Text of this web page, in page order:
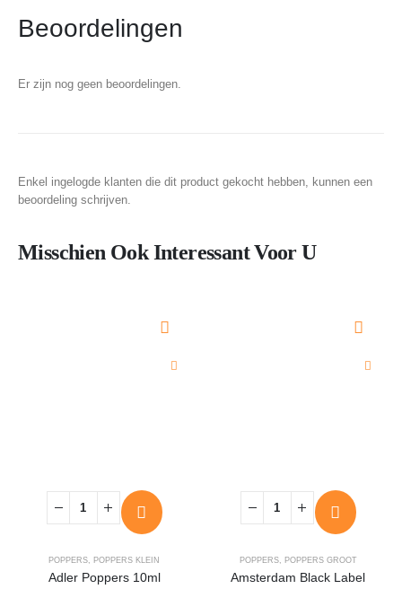
Beoordelingen
Er zijn nog geen beoordelingen.
Enkel ingelogde klanten die dit product gekocht hebben, kunnen een
beoordeling schrijven.
Misschien Ook Interessant Voor U
POPPERS, POPPERS KLEIN
Adler Poppers 10ml
POPPERS, POPPERS GROOT
Amsterdam Black Label